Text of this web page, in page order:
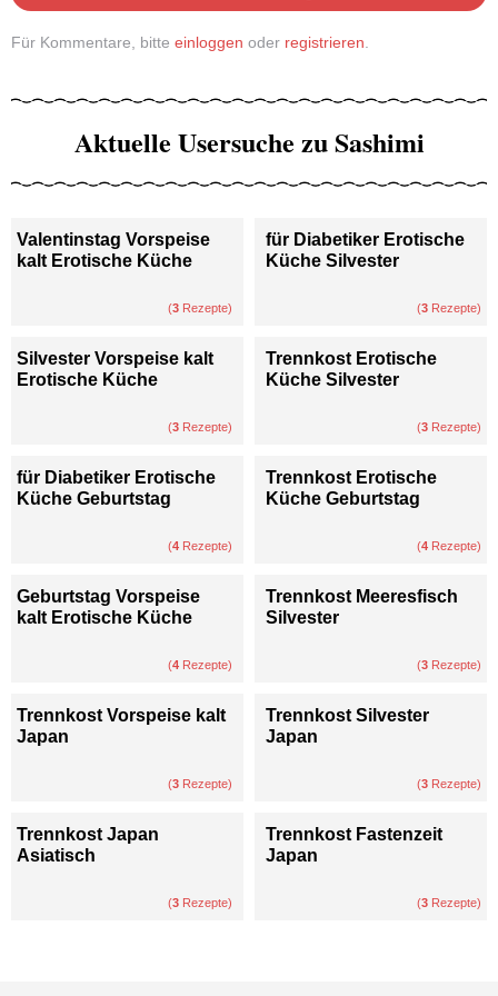
Für Kommentare, bitte einloggen oder registrieren
Aktuelle Usersuche zu Sashimi
Valentinstag Vorspeise
kalt Erotische Küche
(3 Rezepte)
für Diabetiker Erotische
Küche Silvester
(3 Rezepte)
Silvester Vorspeise kalt
Erotische Küche
(3 Rezepte)
Trennkost Erotische
Küche Silvester
(3 Rezepte)
für Diabetiker Erotische
Küche Geburtstag
(4 Rezepte)
Trennkost Erotische
Küche Geburtstag
(4 Rezepte)
Geburtstag Vorspeise
kalt Erotische Küche
(4 Rezepte)
Trennkost Meeresfisch
Silvester
(3 Rezepte)
Trennkost Vorspeise kalt
Japan
(3 Rezepte)
Trennkost Silvester
Japan
(3 Rezepte)
Trennkost Japan
Asiatisch
(3 Rezepte)
Trennkost Fastenzeit
Japan
(3 Rezepte)